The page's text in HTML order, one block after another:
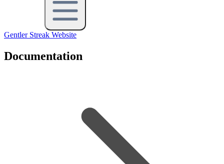
Gentler Streak Website
Documentation